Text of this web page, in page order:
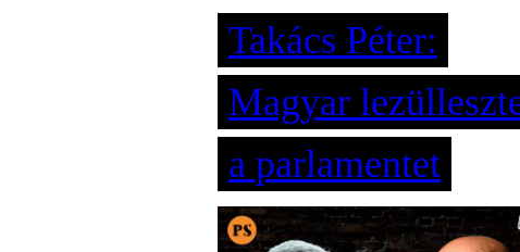
Takács Péter:
Magyar
a parlamentet